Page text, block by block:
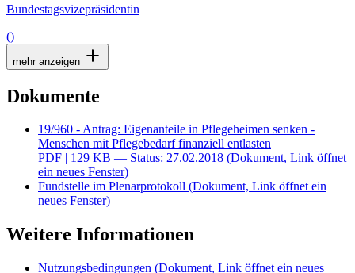
Bundestagsvizepräsidentin
()
mehr anzeigen
Dokumente
19/960 - Antrag: Eigenanteile in Pflegeheimen senken -
Menschen mit Pflegebedarf finanziell entlasten
PDF | 129 KB — Status: 27.02.2018 (Dokument, Link öffnet
ein neues Fenster)
Fundstelle im Plenarprotokoll (Dokument, Link öffnet ein
neues Fenster)
Weitere Informationen
Nutzungsbedingungen (Dokument, Link öffnet ein neues